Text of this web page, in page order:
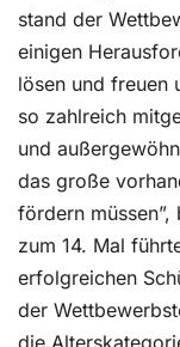
stand der
einigen
lösen und freuen
so zahlreich
und
das große
fördern
zum 14. Mal
erfolgreichen
der
die